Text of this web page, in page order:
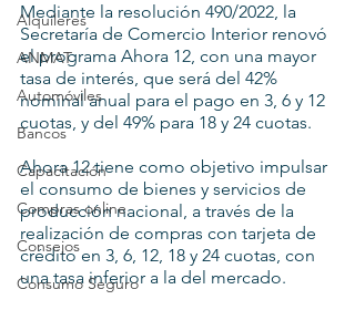
Alquileres
ANMAT
Automóviles
Bancos
Capacitación
Compras online
Consejos
Consumo Seguro
Mediante la resolución 490/2022, la
Secretaría de Comercio Interior renovó
el programa Ahora 12, con una mayor
tasa de interés, que será del 42%
nominal anual para el pago en 3, 6 y 12
cuotas, y del 49% para 18 y 24 cuotas.
Ahora 12 tiene como objetivo impulsar
el consumo de bienes y servicios de
producción nacional, a través de la
realización de compras con tarjeta de
crédito en 3, 6, 12, 18 y 24 cuotas, con
una tasa inferior a la del mercado.